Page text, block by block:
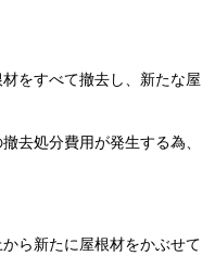
をすべて撤去し、新たな屋
去処分費用が発生する為、
ら新たに屋根材をかぶせて